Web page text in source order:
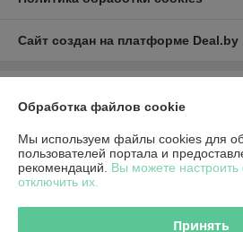
Сайт создан на платформе Deal.by
«Красное солнце»
212030, Республика Беларусь, г. Могилев,
203
Обработка файлов cookie
Мы используем файлы cookies для
пользователей портала и
рекомендаций. Вы можете
отключить их.
Принять